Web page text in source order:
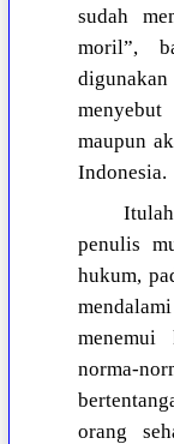
sudah
moril”,
maupun
Indonesia.
penulis
hukum,
menemui
norma-
orang